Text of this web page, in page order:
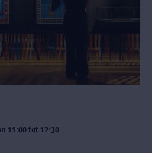
11:00 tot 12:30